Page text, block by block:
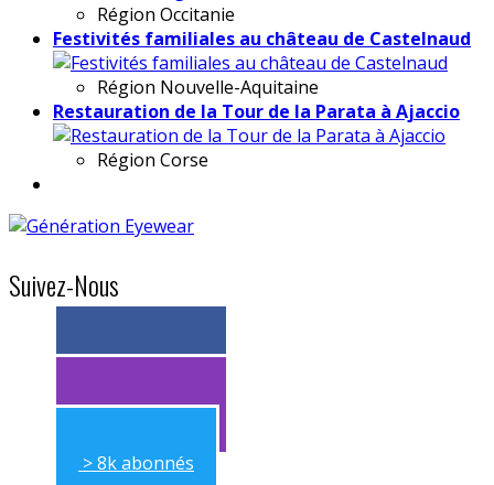
Région Occitanie
Festivités familiales au château de Castelnaud
Région Nouvelle-Aquitaine
Restauration de la Tour de la Parata à Ajaccio
Région Corse
Suivez-Nous
> 11k abonnés
> 11k abonnés
> 8k abonnés